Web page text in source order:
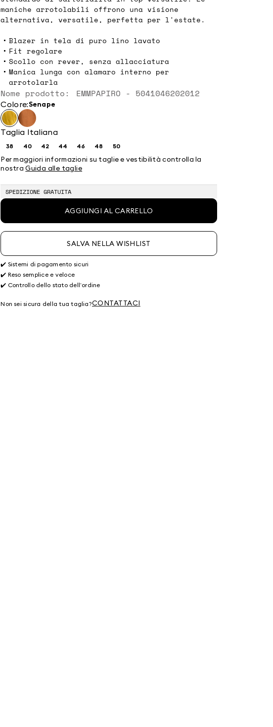
maniche arrotolabili offrono una visione
alternativa, versatile, perfetta per l'estate.
Blazer in tela di puro lino lavato
Fit regolare
Scollo con rever, senza allacciatura
Manica lunga con alamaro interno per
arrotolarla
Nome prodotto: EMMPAPIRO - 5041046202012
Colore: senape
Taglia Italiana
38Taglia:
40
Taglia:
40
42Taglia:
42
44Taglia:
46Taglia:
46
48Taglia:
48
50Taglia:
Per maggiori informazioni su taglie e vestibilità controlla la
nostraGuida alle taglie
SPEDIZIONE GRATUITA
AGGIUNGI AL CARRELLO
SALVA NELLA WISHLIST
✔️ Sistemi di pagamento sicuri
✔️ Reso semplice e veloce
✔️ Controllo dello stato dell’ordine
Non sei sicura della tua taglia?CONTATTACI